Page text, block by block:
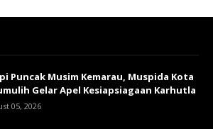
Puncak Musim Kemarau, Muspida Kota
Gelar Apel Kesiapsiagaan Karhutla
05, 2026